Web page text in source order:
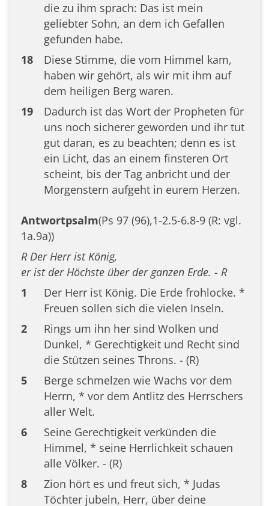
die zu ihm sprach: Das ist mein
geliebter Sohn, an dem ich Gefallen
gefunden habe.
18
Diese Stimme, die vom Himmel kam,
haben wir gehört, als wir mit ihm auf
dem heiligen Berg waren.
19
Dadurch ist das Wort der Propheten für
uns noch sicherer geworden und ihr tut
gut daran, es zu beachten; denn es ist
ein Licht, das an einem finsteren Ort
scheint, bis der Tag anbricht und der
Morgenstern aufgeht in eurem Herzen.
Antwortpsalm(Ps 97 (96),1-2.5-6.8-9 (R: vgl.
1a.9a))
R Der Herr ist König,
er ist der Höchste über der ganzen Erde. - R
1
Der Herr ist König. Die Erde frohlocke. *
Freuen sollen sich die vielen Inseln.
2
Rings um ihn her sind Wolken und
Dunkel, * Gerechtigkeit und Recht sind
die Stützen seines Throns. - (R)
5
Berge schmelzen wie Wachs vor dem
Herrn, * vor dem Antlitz des Herrschers
aller Welt.
6
Seine Gerechtigkeit verkünden die
Himmel, * seine Herrlichkeit schauen
alle Völker. - (R)
8
Zion hört es und freut sich, * Judas
Töchter jubeln, Herr, über deine